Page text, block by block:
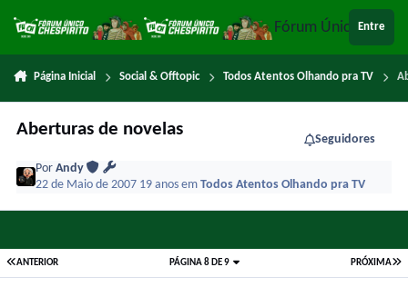
Fórum ÚnicoEntre
Página Inicial Social & Offtopic Todos Atentos Olhando pra TV
Aberturas de novelas
Seguidores
PorAndy
22 de Maio de 2007 19 anosemTodos Atentos Olhando pra TV
ANTERIOR PRÓXIMA
PÁGINA 8 DE 9